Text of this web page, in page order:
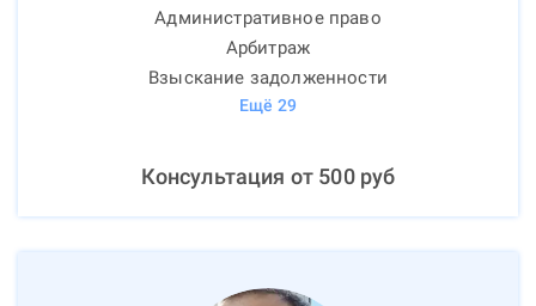
Административное право
Арбитраж
Взыскание задолженности
Ещё 29
Консультация от 500руб